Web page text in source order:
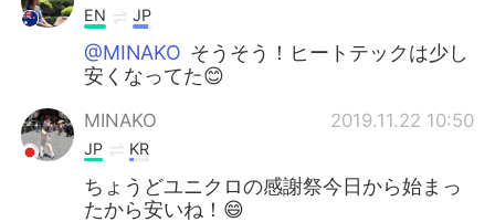
EN JP
@MINAKO そうそう！ヒートテックは少し
安くなってた😊
MINAKO 2019.11.22 10:50
JP KR
ちょうどユニクロの感謝祭今日から始まっ
たから安いね！😄